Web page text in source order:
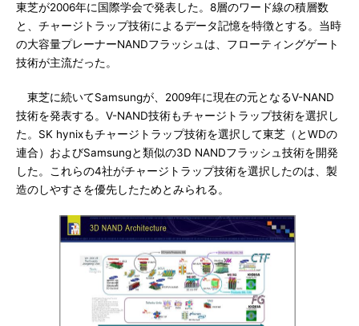
東芝が2006年に国際学会で発表した。8層のワード線の積層数
と、チャージトラップ技術によるデータ記憶を特徴とする。当時
の大容量プレーナーNANDフラッシュは、フローティングゲート
技術が主流だった。
東芝に続いてSamsungが、2009年に現在の元となるV-NAND
技術を発表する。V-NAND技術もチャージトラップ技術を選択し
た。SK hynixもチャージトラップ技術を選択して東芝（とWDの
連合）およびSamsungと類似の3D NANDフラッシュ技術を開発
した。これらの4社がチャージトラップ技術を選択したのは、製
造のしやすさを優先したためとみられる。